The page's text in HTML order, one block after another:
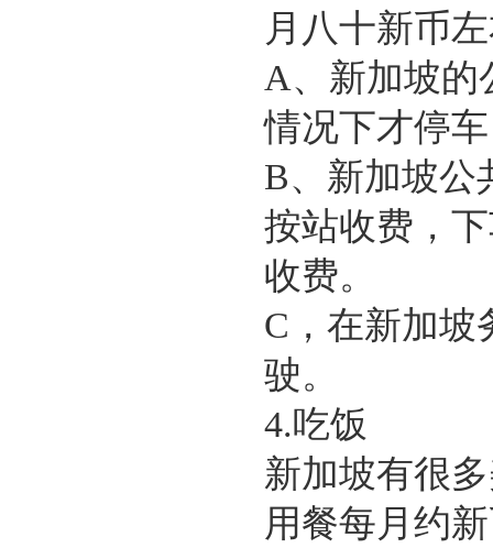
月八十新币
A、新加坡的
情况下才停
B、新加坡公
按站收费，
收费。
C，在新加坡
驶。
4.吃饭
新加坡有很
用餐每月约